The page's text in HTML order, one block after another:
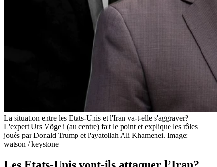
La situation entre les Etats-Unis et l'Iran va-t-elle s'aggraver?
L'expert Urs Vögeli (au centre) fait le point et explique les rôles
joués par Donald Trump et l'ayatollah Ali Khamenei. Image:
watson / keystone
Les Etats-Unis vont-ils attaquer l’Iran?